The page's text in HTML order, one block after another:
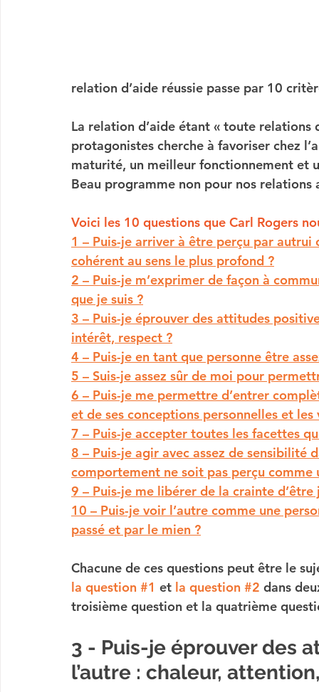
relation d’aide réussie passe par 10
La relation d’aide étant « toute relations
protagonistes cherche à favoriser chez
maturité, un meilleur fonctionnement et
Beau programme non pour nos relations
Voici les 10 questions que Carl Rogers
1 – Puis-je arriver à être perçu par
cohérent au sens le plus profond ?
2 – Puis-je m’exprimer de façon à
que je suis ?
3 – Puis-je éprouver des attitudes
intérêt, respect ?
4 – Puis-je en tant que personne être
5 – Suis-je assez sûr de moi pour
6 – Puis-je me permettre d’entrer
et de ses conceptions personnelles et
7 – Puis-je accepter toutes les facettes
8 – Puis-je agir avec assez de
comportement ne soit pas perçu comme
9 – Puis-je me libérer de la crainte d’être
10 – Puis-je voir l’autre comme une
passé et par le mien ?
Chacune de ces questions peut être le
la question #1 et la question #2 dans
troisième question et la quatrième
3 - Puis-je éprouver des
l’autre : chaleur,